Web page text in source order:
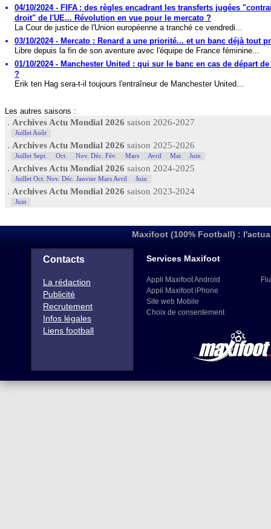
04/10/2024 - FIFA : des règles encadrant les transferts jugées
droit" de l'UE... Révolution en vue pour le mercato ?
La Cour de justice de l'Union européenne a tranché ce vendredi...
03/10/2024 - Mercato : Renard a une priorité... et un banc déjà tout
Libre depuis la fin de son aventure avec l'équipe de France féminine...
01/10/2024 - Manchester United : qui sur le banc en cas de départ de
?
Erik ten Hag sera-t-il toujours l'entraîneur de Manchester United...
Les autres saisons :
. Archives Actu Mondial 2026 saison 2026-2027
Juillet Août
. Archives Actu Mondial 2026 saison 2025-2026
Juillet Sept. Oct. Nov. Déc. Fév. Mars Avril Mai Juin
. Archives Actu Mondial 2026 saison 2024-2025
Juillet Oct. Nov. Déc. Janvier Mars Avril Juin
. Archives Actu Mondial 2026 saison 2023-2024
Juin
Maxifoot (100% Football) :
Contacts
La rédaction
Publicité
Recrutement
Infos légales
Liens football
Services Maxifoot
Appli Maxifoot Android
Appli Maxifoot iPhone
Site web Mobile
Choix de consentement